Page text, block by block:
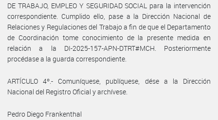
DE TRABAJO, EMPLEO Y SEGURIDAD SOCIAL para la intervención
correspondiente. Cumplido ello, pase a la Dirección Nacional de
Relaciones y Regulaciones del Trabajo a fin de que el Departamento
de Coordinación tome conocimiento de la presente medida en
relación a la DI-2025-157-APN-DTRT#MCH. Posteriormente
procédase a la guarda correspondiente.
ARTÍCULO 4º.- Comuníquese, publíquese, dése a la Dirección
Nacional del Registro Oficial y archívese.
Pedro Diego Frankenthal